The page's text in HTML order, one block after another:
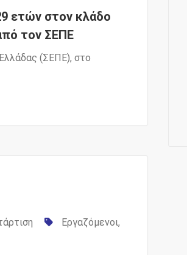
ετών στον κλάδο
τον ΣΕΠΕ
(ΣΕΠΕ), στο
Εργαζόμενοι,